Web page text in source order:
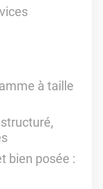
à taille
bien posée :